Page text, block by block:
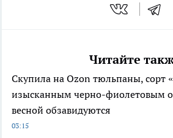
Читайте
Скупила на Ozon тюльпаны, сорт
изысканным черно-фиолетовым
весной обзавидуются
03:15